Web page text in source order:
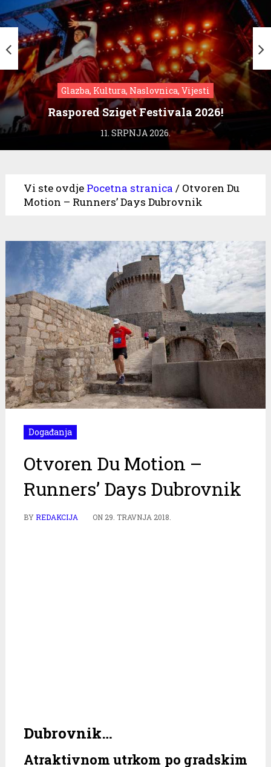
Glazba, Kultura, Naslovnica, Vijesti
Raspored Sziget Festivala 2026!
11. SRPNJA 2026.
Vi ste ovdje Pocetna stranica / Otvoren Du
Motion – Runners’ Days Dubrovnik
Događanja
Otvoren Du Motion –
Runners’ Days Dubrovnik
BYREDAKCIJA ON 29. TRAVNJA 2018.
Dubrovnik…
Atraktivnom utrkom po gradskim